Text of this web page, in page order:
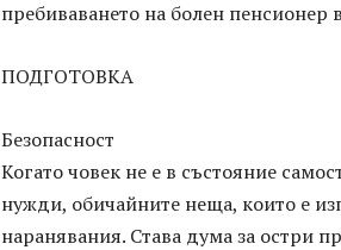
пребиваването на болен пенсионер
ПОДГОТОВКА
Безопасност
Когато човек не е в състояние
нужди, обичайните неща, които е
наранявания. Става дума за остри